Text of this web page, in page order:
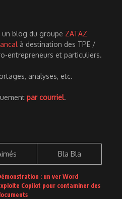
blog du groupe ZATAZ
à destination des TPE /
entrepreneurs et particuliers.
analyses, etc.
par courriel.
Bla Bla
: un ver Word
Copilot pour contaminer des